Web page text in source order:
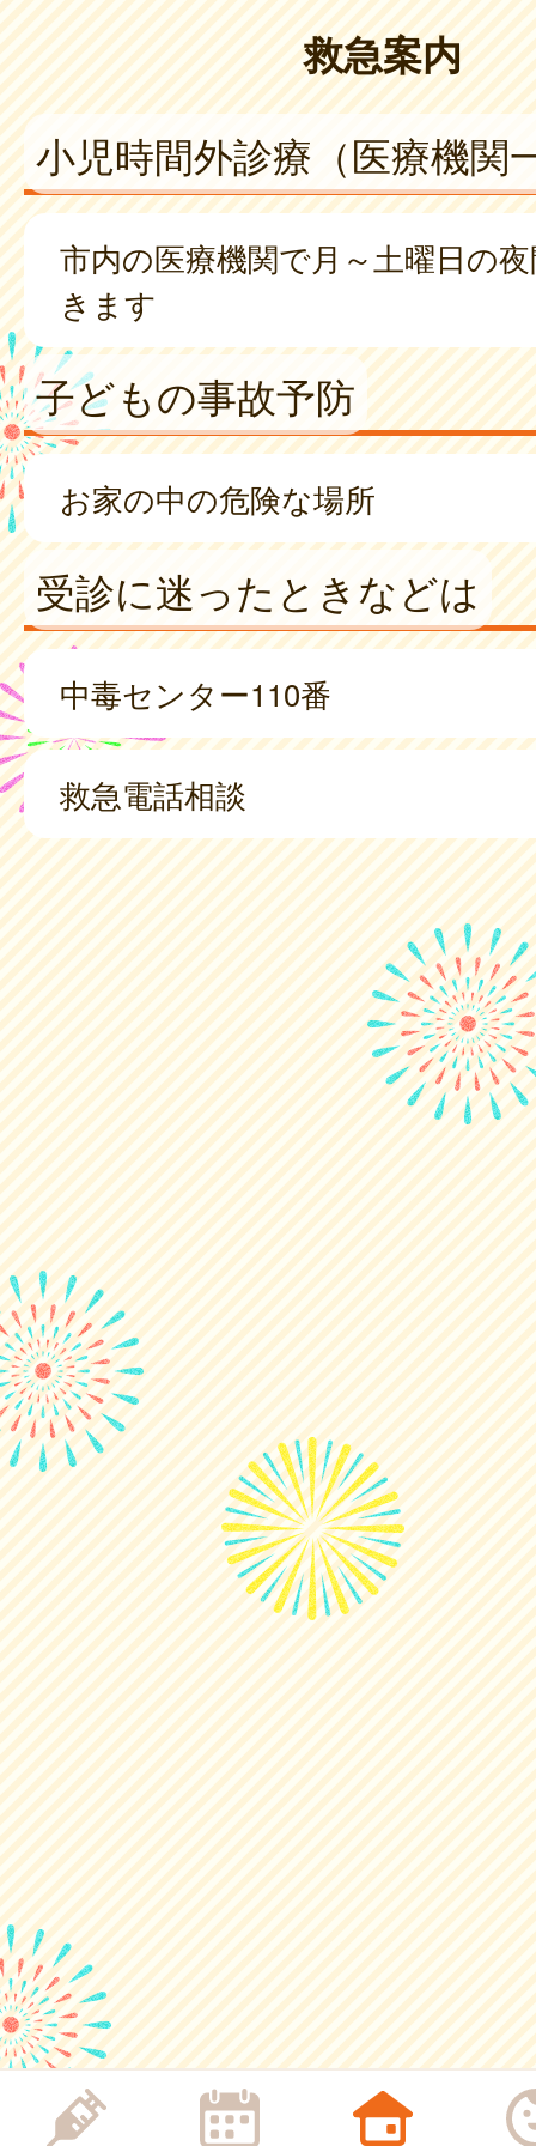
救急案内
小児時間外診療（医療機関
市内の医療機関で月～土曜日の
きます
子どもの事故予防
お家の中の危険な場所
受診に迷ったときなどは
中毒センター110番
救急電話相談